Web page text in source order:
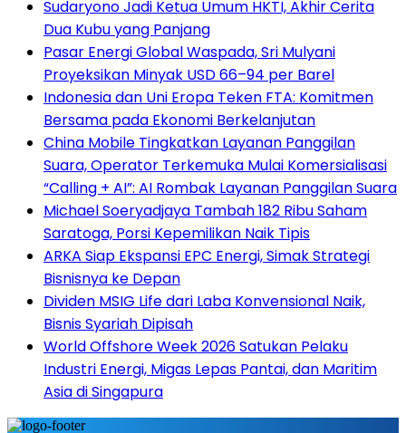
Sudaryono Jadi Ketua Umum HKTI, Akhir Cerita
Dua Kubu yang Panjang
Pasar Energi Global Waspada, Sri Mulyani
Proyeksikan Minyak USD 66–94 per Barel
Indonesia dan Uni Eropa Teken FTA: Komitmen
Bersama pada Ekonomi Berkelanjutan
China Mobile Tingkatkan Layanan Panggilan
Suara, Operator Terkemuka Mulai Komersialisasi
“Calling + AI”: AI Rombak Layanan Panggilan Suara
Michael Soeryadjaya Tambah 182 Ribu Saham
Saratoga, Porsi Kepemilikan Naik Tipis
ARKA Siap Ekspansi EPC Energi, Simak Strategi
Bisnisnya ke Depan
Dividen MSIG Life dari Laba Konvensional Naik,
Bisnis Syariah Dipisah
World Offshore Week 2026 Satukan Pelaku
Industri Energi, Migas Lepas Pantai, dan Maritim
Asia di Singapura